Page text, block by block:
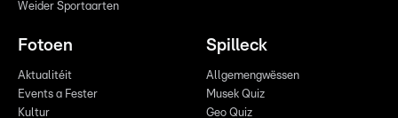
Weider Sportaarten
Fotoen
Aktualitéit
Events a Fester
Kultur
Spilleck
Allgemengwëssen
Musek Quiz
Geo Quiz